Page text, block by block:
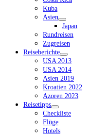
Kuba
Asien
Dropdown-
Menü
öffnen
Japan
Rundreisen
Zugreisen
Reiseberichte
Dropdown-
Menü
öffnen
USA 2013
USA 2014
Asien 2019
Kroatien 2022
Azoren 2023
Reisetipps
Dropdown-
Menü
öffnen
Checkliste
Flüge
Hotels